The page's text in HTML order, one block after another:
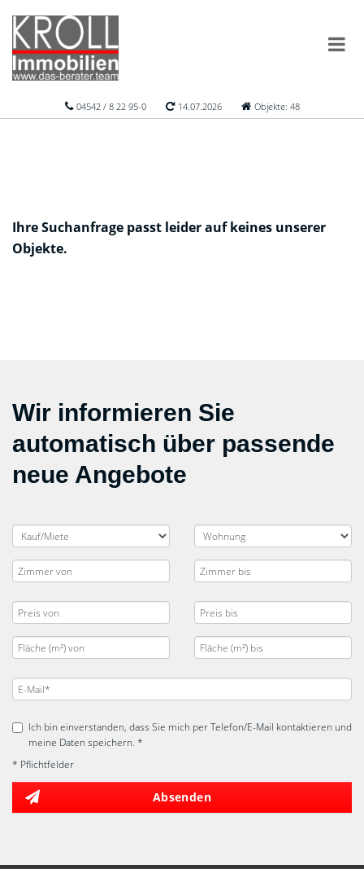
04542 / 8 22 95-0 14.07.2026 Objekte: 48
Ihre Suchanfrage passt leider auf keines unserer
Objekte.
Wir informieren Sie
automatisch über passende
neue Angebote
Ich bin einverstanden, dass Sie mich per Telefon/E-Mail kontaktieren und
meine Daten speichern. *
* Pflichtfelder
Absenden